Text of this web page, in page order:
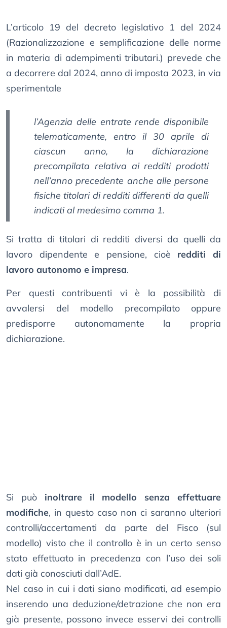
L’articolo 19 del decreto legislativo 1 del 2024
(Razionalizzazione e semplificazione delle norme
in materia di adempimenti tributari.) prevede che
a decorrere dal 2024, anno di imposta 2023, in via
sperimentale
l’Agenzia delle entrate rende disponibile
telematicamente, entro il 30 aprile di
ciascun anno, la dichiarazione
precompilata relativa ai redditi prodotti
nell’anno precedente anche alle persone
fisiche titolari di redditi differenti da quelli
indicati al medesimo comma 1.
Si tratta di titolari di redditi diversi da quelli da
lavoro dipendente e pensione, cioè redditi di
lavoro autonomo e impresa.
Per questi contribuenti vi è la possibilità di
avvalersi del modello precompilato oppure
predisporre autonomamente la propria
dichiarazione.
Si può inoltrare il modello senza effettuare
modifiche, in questo caso non ci saranno ulteriori
controlli/accertamenti da parte del Fisco (sul
modello) visto che il controllo è in un certo senso
stato effettuato in precedenza con l’uso dei soli
dati già conosciuti dall’AdE.
Nel caso in cui i dati siano modificati, ad esempio
inserendo una deduzione/detrazione che non era
già presente, possono invece esservi dei controlli